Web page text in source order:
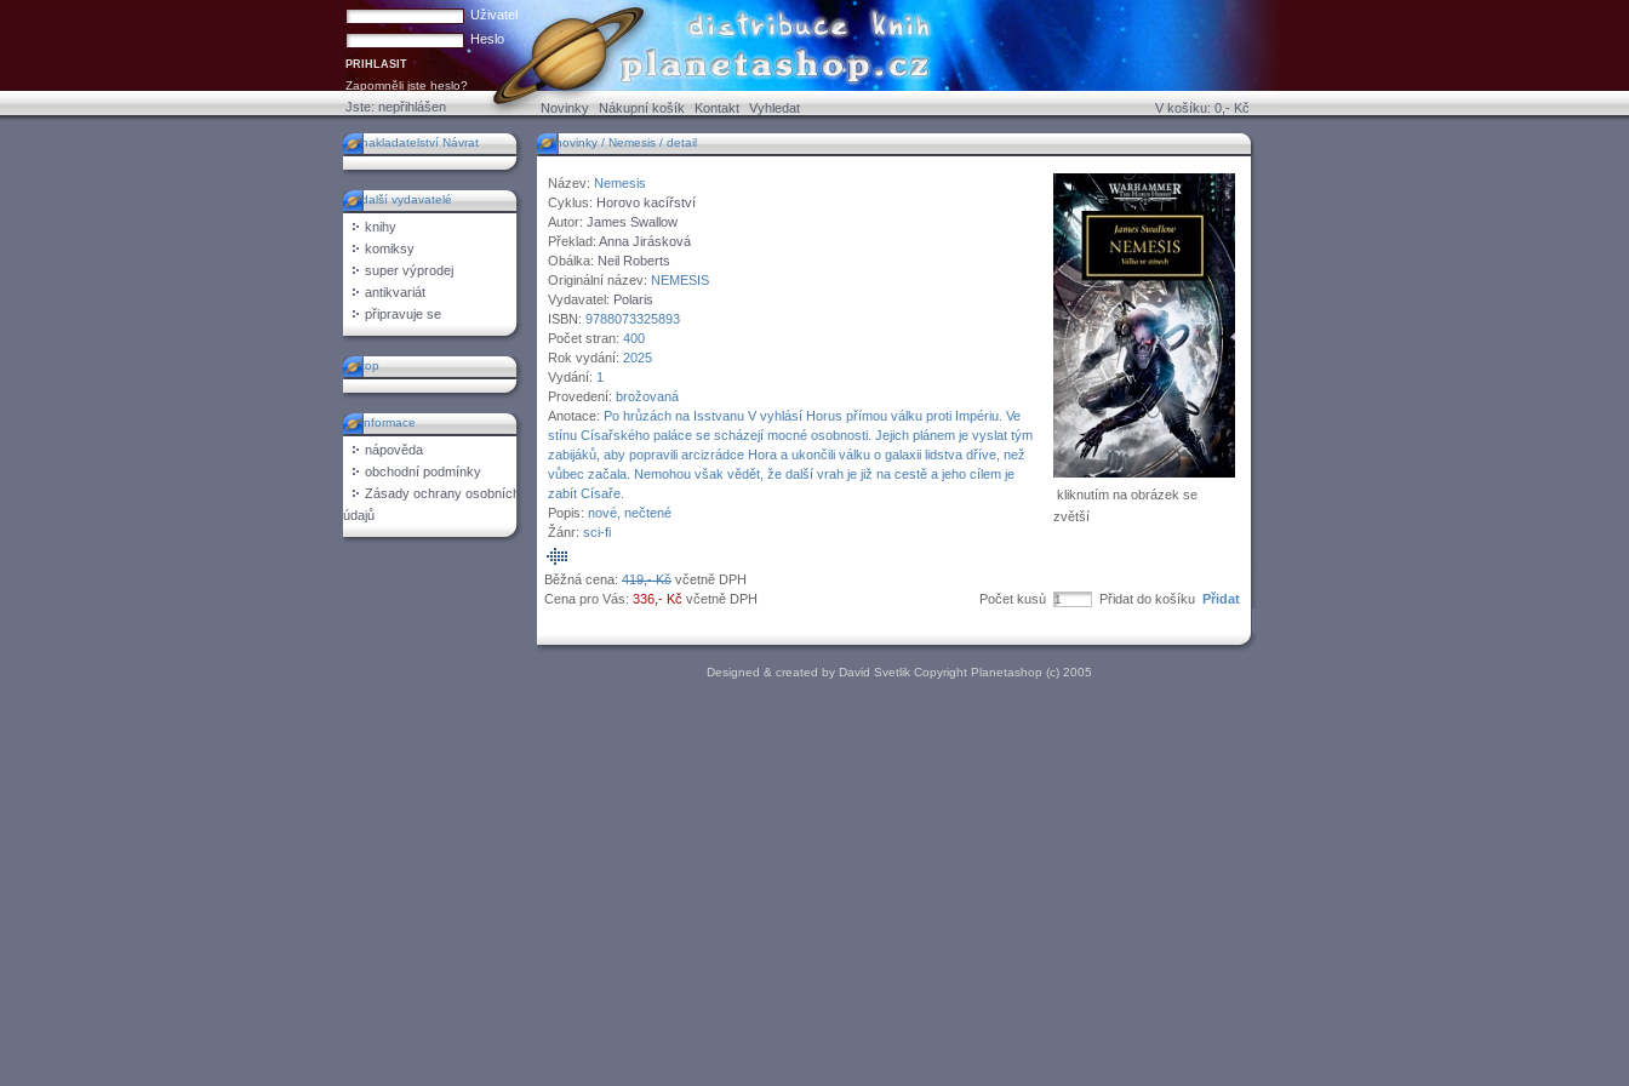
Uživatel
Heslo
Zapomněli jste heslo?
Jste:nepřihlášen Novinky Nákupní košík Kontakt Vyhledat V košíku: 0,- Kč
nakladatelství Návrat
další vydavatelé
knihy
komiksy
super výprodej
antikvariát
připravuje se
top
informace
nápověda
obchodní podmínky
Zásady ochrany osobních
údajů
novinky / Nemesis / detail
Název: Nemesis
Cyklus: Horovo kacířství
Autor: James Swallow
Překlad: Anna Jirásková
Obálka: Neil Roberts
Originální název: NEMESIS
Vydavatel: Polaris
ISBN: 9788073325893
Počet stran: 400
Rok vydání: 2025
Vydání: 1
Provedení: brožovaná
Anotace: Po hrůzách na Isstvanu V vyhlásí Horus přímou válku proti Impériu. Ve
stínu Císařského paláce se scházejí mocné osobnosti. Jejich plánem je vyslat tým
zabijáků, aby popravili arcizrádce Hora a ukončili válku o galaxii lidstva dříve, než
vůbec začala. Nemohou však vědět, že další vrah je již na cestě a jeho cílem je
zabít Císaře.
Popis: nové, nečtené
Žánr: sci-fi
kliknutím na obrázek se
zvětší
Běžná cena: 419,- Kč včetně DPH
Cena pro Vás: 336,- Kč včetně DPH Počet kusù Přidat do košíku
Designed & created by David Svetlik Copyright Planetashop (c) 2005